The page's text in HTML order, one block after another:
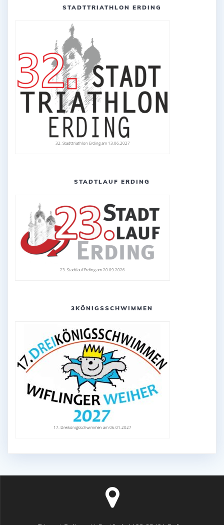
STADTTRIATHLON ERDING
32. Stadttriathlon Erding am 13.06.2027
STADTLAUF ERDING
23. Stadtlauf Erding am 20.09.2026
3KÖNIGSSCHWIMMEN
17. Dreikönigsschwimmen am 06.01.2027